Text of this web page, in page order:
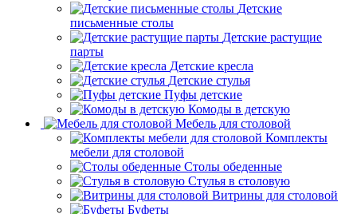
Шкафы в детскую
комнату
Детские
письменные столы
Детские растущие
парты
Детские кресла
Детские стулья
Пуфы детские
Комоды в детскую
Мебель для столовой
Комплекты
мебели для столовой
Столы обеденные